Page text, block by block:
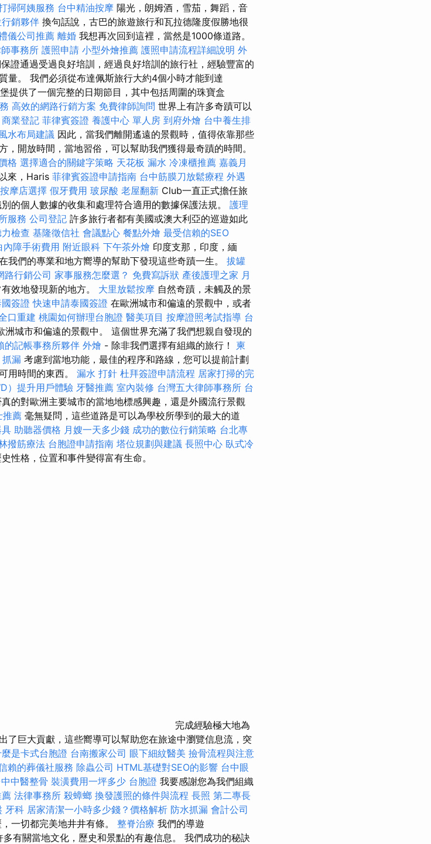
掃阿姨服務 台中精油按摩 陽光，朗姆酒，雪茄，舞蹈，音
銷夥伴 換句話說，古巴的旅遊旅行和瓦拉德隆度假勝地很
儀公司推薦 離婚 我想再次回到這裡，當然是1000條道路。
事務所 護照申請 小型外燴推薦 護照申請流程詳細說明 外
證通過受過良好培訓，經過良好培訓的旅行社，經驗豐富的
量。 我們必須從布達佩斯旅行大約4個小時才能到達
提供了一個完整的日期節目，其中包括周圍的珠寶盒
高效的網路行銷方案 免費律師詢問 世界上有許多奇蹟可以
商業登記 菲律賓簽證 養護中心 單人房 到府外燴 台中養生排
水布局建議 因此，當我們離開遙遠的景觀時，值得依靠那些
開放時間，當地習俗，可以幫助我們獲得最奇蹟的時間。
格 選擇適合的關鍵字策略 天花板 漏水 冷凍櫃推薦 嘉義月
來，Haris 菲律賓簽證申請指南 台中筋膜刀放鬆療程 外遇
摩店選擇 假牙費用 玻尿酸 老屋翻新 Club一直正式擔任旅
的個人數據的收集和處理符合適用的數據保護法規。 護理
服務 公司登記 許多旅行者都有美國或澳大利亞的巡遊如此
檢查 基隆徵信社 會議點心 餐點外燴 最受信賴的SEO
內障手術費用 附近眼科 下午茶外燴 印度支那，印度，緬
我們的專業和地方嚮導的幫助下發現這些奇蹟一生。 拔罐
路行銷公司 家事服務怎麼選？ 免費寫訴狀 產後護理之家 月
效地發現新的地方。 大里放鬆按摩 自然奇蹟，未觸及的景
簽證 快速申請泰國簽證 在歐洲城市和偏遠的景觀中，或者
口重建 桃園如何辦理台胞證 醫美項目 按摩證照考試指導 台
洲城市和偏遠的景觀中。 這個世界充滿了我們想親自發現的
的記帳事務所夥伴 外燴 - 除非我們選擇有組織的旅行！ 柬
抓漏 考慮到當地功能，最佳的程序和路線，您可以提前計劃
用時間的東西。 漏水 打針 杜拜簽證申請流程 居家打掃的完
）提升用戶體驗 牙醫推薦 室內裝修 台灣五大律師事務所 台
的對歐洲主要城市的當地地標感興趣，還是外國流行景觀
推薦 毫無疑問，這些道路是可以為學校所學到的最大的道
助聽器價格 月嫂一天多少錢 成功的數位行銷策略 台北專
撥筋療法 台胞證申請指南 塔位規劃與建議 長照中心 臥式冷
性格，位置和事件變得富有生命。
完成經驗極大地為
了巨大貢獻，這些嚮導可以幫助您在旅途中瀏覽信息流，突
是卡式台胞證 台南搬家公司 眼下細紋醫美 撿骨流程與注意
賴的葬儀社服務 除蟲公司 HTML基礎對SEO的影響 台中眼
中醫整骨 裝潢費用一坪多少 台胞證 我要感謝您為我們組織
法律事務所 殺蟑螂 換發護照的條件與流程 長照 第二專長
牙科 居家清潔一小時多少錢？價格解析 防水抓漏 會計公司
一切都完美地井井有條。 整脊治療 我們的導遊
有關當地文化，歷史和景點的有趣信息。 我們成功的秘訣